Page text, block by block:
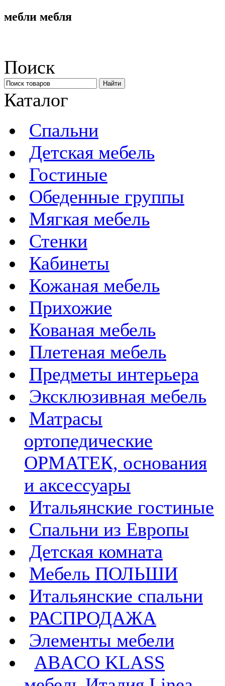
мебли мебля
Поиск
Каталог
Спальни
Детская мебель
Гостиные
Обеденные группы
Мягкая мебель
Стенки
Кабинеты
Кожаная мебель
Прихожие
Кованая мебель
Плетеная мебель
Предметы интерьера
Эксклюзивная мебель
Матрасы
ортопедические
ОРМАТЕК, основания
и аксессуары
Итальянские гостиные
Спальни из Европы
Детская комната
Мебель ПОЛЬШИ
Итальянские спальни
РАСПРОДАЖА
Элементы мебели
ABACO KLASS